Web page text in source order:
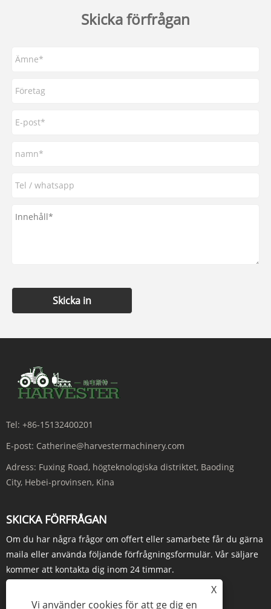
Skicka förfrågan
Skicka in
Tel: +86-15132400201
E-post: Catherine@harvestermachinery.com
Adress: Fuxing Road, högteknologiska distriktet, Baoding
City, Hebei-provinsen, Kina
SKICKA FÖRFRÅGAN
Om du har några frågor om offert eller samarbete får du gärna
maila eller använda följande förfrågningsformulär. Vår säljare
kommer att kontakta dig inom 24 timmar.
X
Vi använder cookies för att ge dig en